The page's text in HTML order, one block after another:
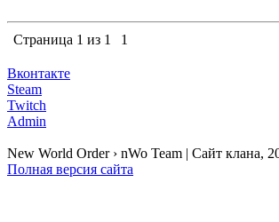
Страница 1 из 1 1
Вконтакте
Steam
Twitch
Admin
New World Order › nWo Team | Сайт клана,
Полная версия сайта